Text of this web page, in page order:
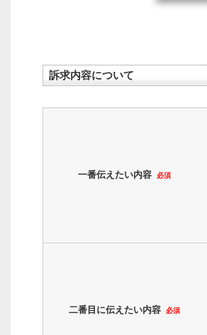
訴求内容について
一番伝えたい内容 必須
二番目に伝えたい内容 必須